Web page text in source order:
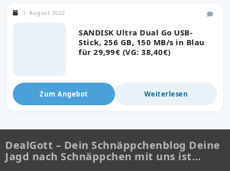
SANDISK Ultra Dual Go USB-
Stick, 256 GB, 150 MB/s in Blau
für 29,99€ (VG: 38,40€)
1. August 2022
Zum Angebot Weiterlesen
DealGott – Dein Schnäppchenblog Deine
Jagd nach Schnäppchen mit uns ist…